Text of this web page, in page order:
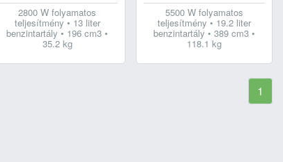
2800 W folyamatos
teljesítmény • 13 liter
benzintartály • 196 cm3 •
35.2 kg
5500 W folyamatos
teljesítmény • 19.2 liter
benzintartály • 389 cm3 •
118.1 kg
1